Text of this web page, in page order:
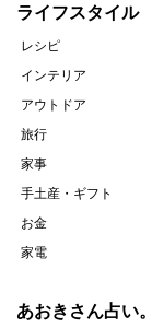
ライフスタイル
レシピ
インテリア
アウトドア
旅行
家事
手土産・ギフト
お金
家電
あおきさん占い。